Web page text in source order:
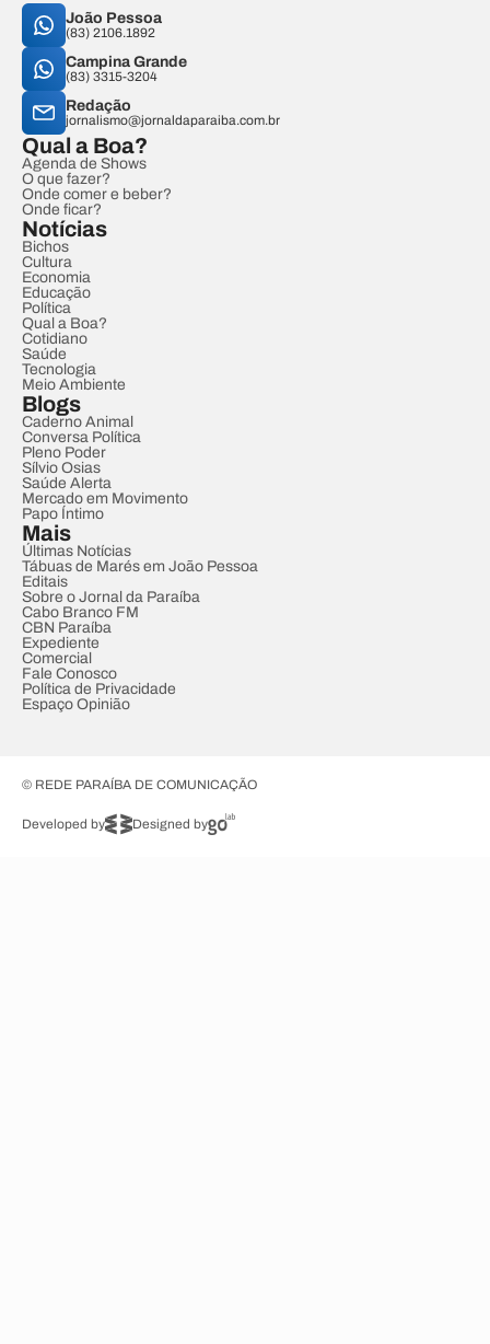
João Pessoa
(83) 2106.1892
Campina Grande
(83) 3315-3204
Redação
jornalismo@jornaldaparaiba.com.br
Qual a Boa?
Agenda de Shows
O que fazer?
Onde comer e beber?
Onde ficar?
Notícias
Bichos
Cultura
Economia
Educação
Política
Qual a Boa?
Cotidiano
Saúde
Tecnologia
Meio Ambiente
Blogs
Caderno Animal
Conversa Política
Pleno Poder
Sílvio Osias
Saúde Alerta
Mercado em Movimento
Papo Íntimo
Mais
Últimas Notícias
Tábuas de Marés em João Pessoa
Editais
Sobre o Jornal da Paraíba
Cabo Branco FM
CBN Paraíba
Expediente
Comercial
Fale Conosco
Política de Privacidade
Espaço Opinião
© REDE PARAÍBA DE COMUNICAÇÃO
Developed by Designed by